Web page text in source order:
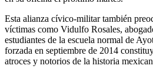
Esta alianza cívico-militar también
víctimas como Vidulfo Rosales,
estudiantes de la escuela normal de
forzada en septiembre de 2014
atroces y notorios de la historia